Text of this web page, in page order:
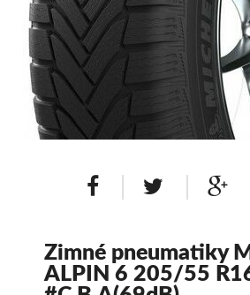
Dodávkové + malé úžitkové
Disky
Hliníkové / ALU disky / Elektróny
Zimné pneumatiky
ALPIN 6 205/55